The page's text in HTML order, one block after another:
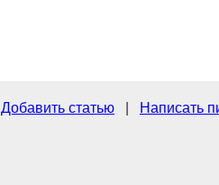
Добавить статью
Написать